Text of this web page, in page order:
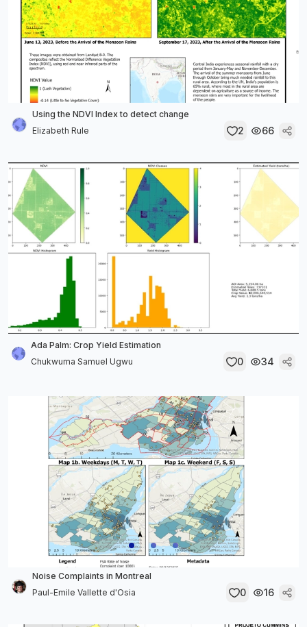
Using the NDVI Index to detect change
Elizabeth Rule
2 66
Ada Palm: Crop Yield Estimation
Chukwuma Samuel Ugwu
0 34
Noise Complaints in Montreal
Paul-Emile Vallette d'Osia
0 16